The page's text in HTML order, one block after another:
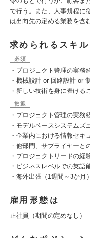
で行う。また、人事規程に
は出向先の定める業務を含む
求められるスキル
必須
・プロジェクト管理の実務
・機械設計 or 回路設計 or
・新しい技術を身に着ける
歓迎
・プロジェクト管理の実務
・モデルベースシステムズ
・企業内における情報セキ
・他部門、サプライヤーと
・プロジェクトリードの経
・ビジネスレベルでの英語
・海外出張（1週間～3か
雇用形態は
正社員（期間の定めなし）